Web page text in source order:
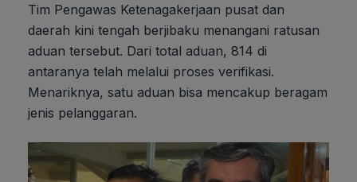
Tim Pengawas Ketenagakerjaan pusat dan
daerah kini tengah berjibaku menangani ratusan
aduan tersebut. Dari total aduan, 814 di
antaranya telah melalui proses verifikasi.
Menariknya, satu aduan bisa mencakup beragam
jenis pelanggaran.